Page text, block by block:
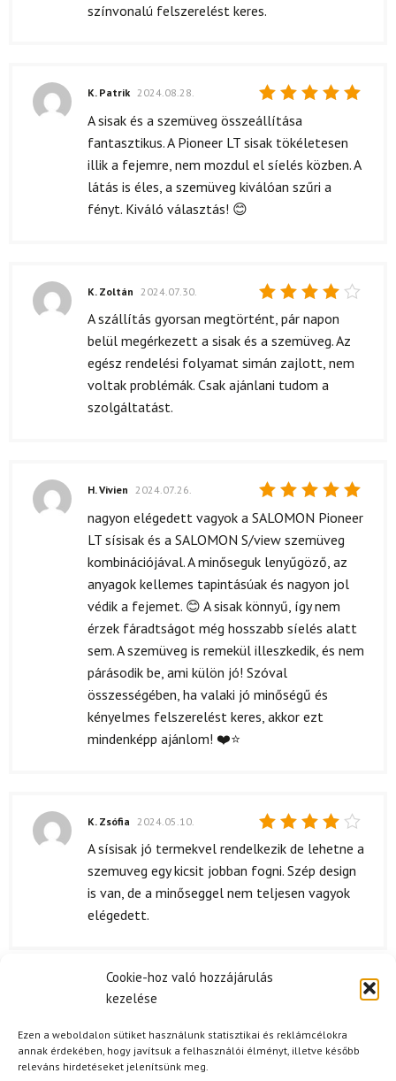
Cookie-hoz való hozzájárulás
kezelése
Ezen a weboldalon sütiket használunk statisztikai és reklámcélokra
annak érdekében, hogy javítsuk a felhasználói élményt, illetve később
releváns hirdetéseket jelenítsünk meg.
színvonalú felszerelést keres.
Értékelés:
K. Patrik 2024.08.28.
A sisak és a szemüveg összeállítása
fantasztikus. A Pioneer LT sisak tökéletesen
illik a fejemre, nem mozdul el síelés közben. A
látás is éles, a szemüveg kiválóan szűri a
fényt. Kiváló választás! 😊
Értékelés:
/ 5
K. Zoltán 2024.07.30.
A szállítás gyorsan megtörtént, pár napon
belül megérkezett a sisak és a szemüveg. Az
egész rendelési folyamat simán zajlott, nem
voltak problémák. Csak ajánlani tudom a
szolgáltatást.
Értékelés:
H. Vivien 2024.07.26.
nagyon elégedett vagyok a SALOMON Pioneer
LT sísisak és a SALOMON S/view szemüveg
kombinációjával. A minőseguk lenyűgöző, az
anyagok kellemes tapintásúak és nagyon jol
védik a fejemet. 😊 A sisak könnyű, így nem
érzek fáradtságot még hosszabb síelés alatt
sem. A szemüveg is remekül illeszkedik, és nem
párásodik be, ami külön jó! Szóval
összességében, ha valaki jó minőségű és
kényelmes felszerelést keres, akkor ezt
mindenképp ajánlom! ❤️⭐
Értékelés:
K. Zsófia 2024.05.10.
A sísisak jó termekvel rendelkezik de lehetne a
szemuveg egy kicsit jobban fogni. Szép design
is van, de a minőseggel nem teljesen vagyok
elégedett.
5/ 5
M. Noémi 2024.04.25.
kényelmes és jól néz ki. Mindebkinek ajánlom,
aki szereti a tléi sportokat! 🔥